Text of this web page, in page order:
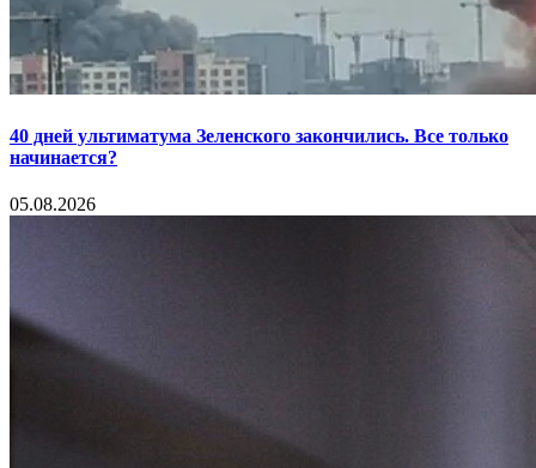
40 дней ультиматума Зеленского закончились. Все только
начинается?
05.08.2026